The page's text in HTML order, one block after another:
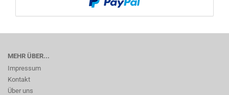
MEHR ÜBER...
Impressum
Kontakt
Über uns